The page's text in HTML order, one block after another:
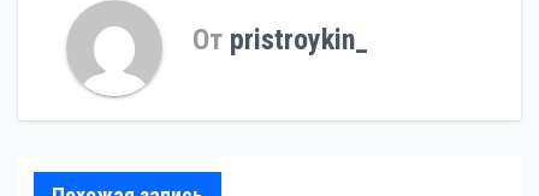
От pristroykin_